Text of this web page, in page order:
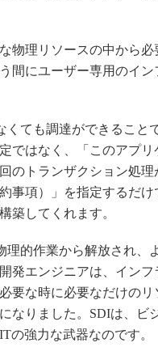
物理リソースの中から必
間にユーザー専用のイン
くても調達ができること
ではなく、「このアプリ
のトランザクション処理
事項）」を指定するだけ
築してくれます。
理的作業から解放され、
発エンジニアは、インフ
要な時に必要なだけのリ
なりました。SDIは、ビ
の強力な武器なのです。